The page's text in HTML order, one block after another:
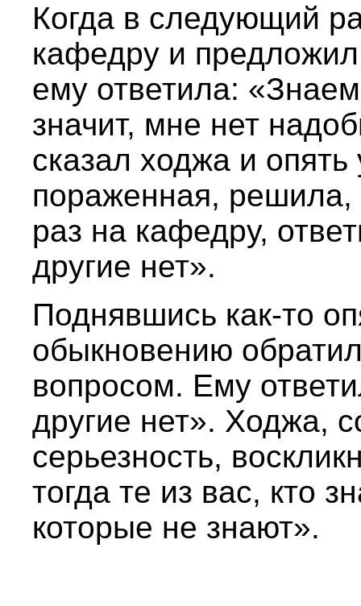
Когда в следующий
кафедру и
ему ответила:
значит, мне нет
сказал ходжа и
пораженная,
раз на кафедру,
другие нет».
Поднявшись как-то
обыкновению
вопросом. Ему
другие нет». Ходжа,
серьезность,
тогда те из вас, кто
которые не знают».